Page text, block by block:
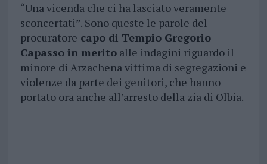
“Una vicenda che ci ha lasciato veramente
sconcertati”. Sono queste le parole del
procuratore capo di Tempio Gregorio
Capasso in meritoalle indagini riguardo il
minore di Arzachena vittima di segregazioni e
violenze da parte dei genitori, che hanno
portato ora anche all’arresto della zia di Olbia.